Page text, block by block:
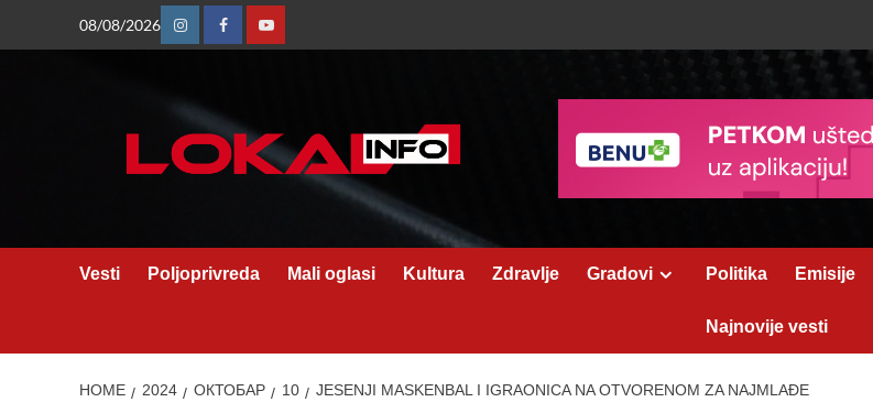
08/08/2026
InstagramFacebookYoutube
Vesti Poljoprivreda Mali oglasi Kultura Zdravlje Gradovi Politika Emisije
Najnovije vesti
HOME 2024 ОКТОБАР 10 JESENJI MASKENBAL I IGRAONICA NA OTVORENOM ZA NAJMLAĐE